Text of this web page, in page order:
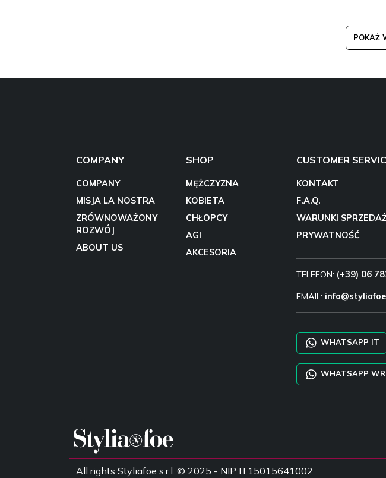
POKAŻ
COMPANY
COMPANY
MISJA LA NOSTRA
ZRÓWNOWAŻONY
ROZWÓJ
ABOUT US
SHOP
MĘŻCZYZNA
KOBIETA
CHŁOPCY
AGI
AKCESORIA
CUSTOMER
KONTAKT
F.A.Q.
WARUNKI
PRYWATNOŚĆ
TELEFON: (+39) 06
EMAIL:
WHATSAPP IT
WHATSAPP
All rights Styliafoe s.r.l. © 2025 - NIP IT15015641002